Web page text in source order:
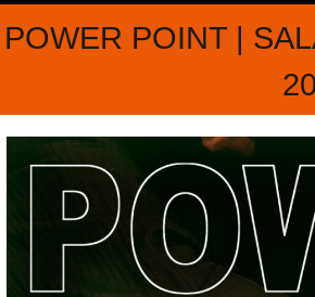
POWER POINT |